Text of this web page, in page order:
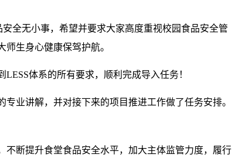
全无小事，希望并要求大家高度重视校园食品安全管
生身心健康保驾护航。
LESS体系的所有要求，顺利完成导入任务！
业讲解，并对接下来的项目推进工作做了任务安排。
断提升食堂食品安全水平，加大主体监管力度，履行